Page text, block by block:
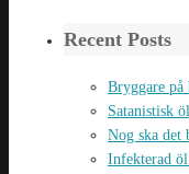
Recent Posts
Bryggare på
Satanistisk
Nog ska det
Infekterad öl